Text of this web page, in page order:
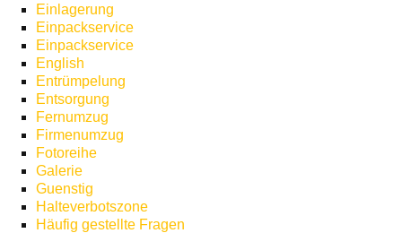
Einlagerung
Einpackservice
Einpackservice
English
Entrümpelung
Entsorgung
Fernumzug
Firmenumzug
Fotoreihe
Galerie
Guenstig
Halteverbotszone
Häufig gestellte Fragen